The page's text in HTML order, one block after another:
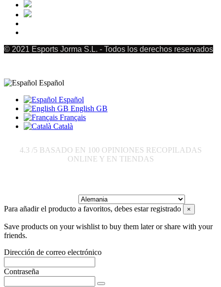
© 2021 Esports Jorma S.L. - Todos los derechos reservados
Español
Español
English GB
Français
Català
4.3 /5 BASADO EN 100 OPINIONES RECOPILADAS
ONLINE Y EN TIENDAS
Para añadir el producto a favoritos, debes estar registrado ×
Save products on your wishlist to buy them later or share with your
friends.
Dirección de correo electrónico
Contraseña